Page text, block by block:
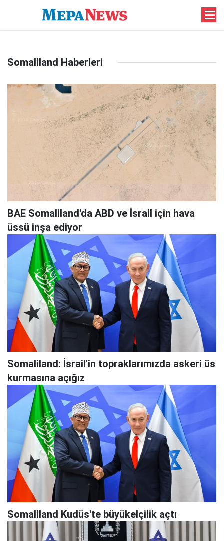
Somaliland Haberleri
BAE Somaliland'da ABD ve İsrail için hava
üssü inşa ediyor
Somaliland: İsrail'in topraklarımızda askeri üs
kurmasına açığız
Somaliland Kudüs'te büyükelçilik açtı